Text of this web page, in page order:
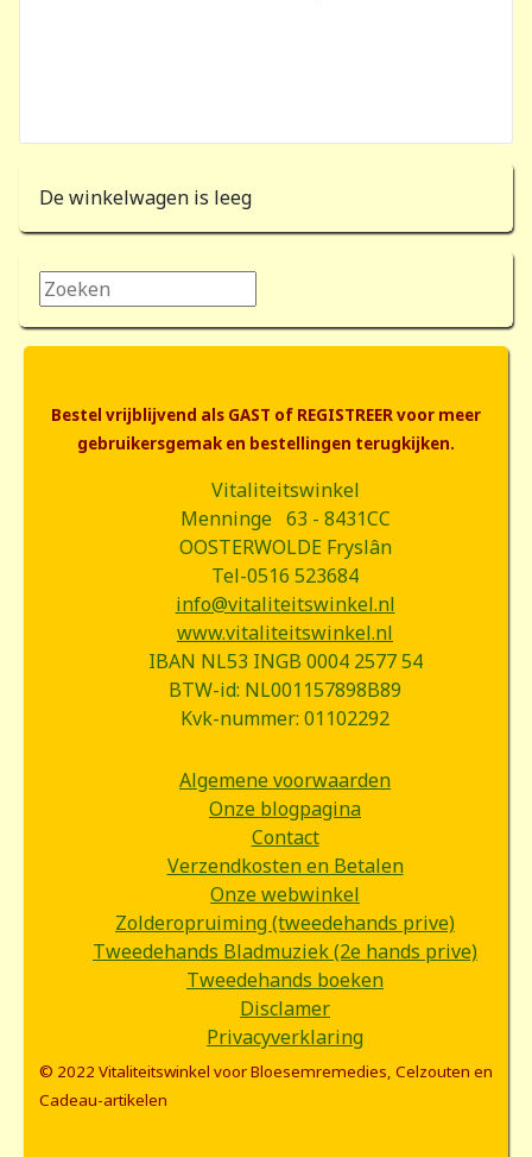
De winkelwagen is leeg
Zoeken...
Bestel vrijblijvend als GAST of REGISTREER voor meer
gebruikersgemak en bestellingen terugkijken.
Vitaliteitswinkel
Menninge 63 - 8431CC
OOSTERWOLDE Fryslân
Tel-0516 523684
info@vitaliteitswinkel.nl
www.vitaliteitswinkel.nl
IBAN NL53 INGB 0004 2577 54
BTW-id: NL001157898B89
Kvk-nummer: 01102292
Algemene voorwaarden
Onze blogpagina
Contact
Verzendkosten en Betalen
Onze webwinkel
Zolderopruiming (tweedehands prive)
Tweedehands Bladmuziek (2e hands prive)
Tweedehands boeken
Disclamer
Privacyverklaring
© 2022 Vitaliteitswinkel voor Bloesemremedies, Celzouten en
Cadeau-artikelen